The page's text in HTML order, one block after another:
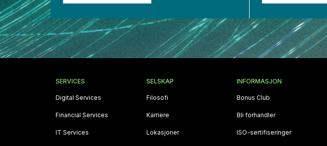
SERVICES
Digital Services
Financial Services
IT Services
SELSKAP
Filosofi
Karriere
Lokasjoner
INFORMASJON
Bonus Club
Bli forhandler
ISO‑sertifiseringer